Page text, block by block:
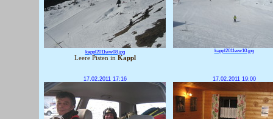
kappl2011ww08.jpg
Leere Pisten in Kappl
kappl2011ww10.jpg
17.02.2011 17:16 17.02.2011 19:00